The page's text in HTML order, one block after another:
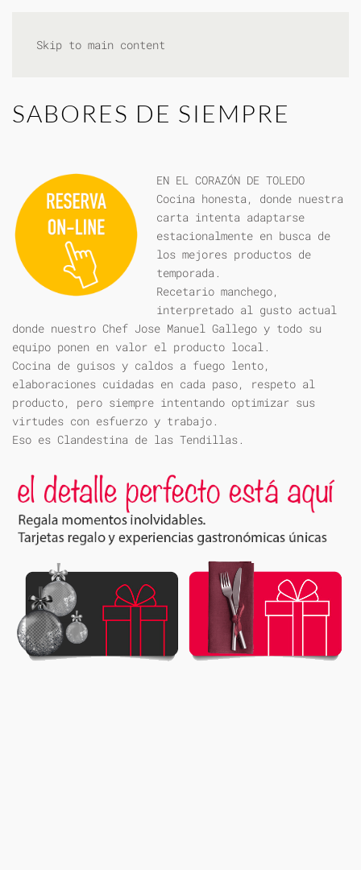
Skip to main content
SABORES DE SIEMPRE
EN EL CORAZÓN DE TOLEDO
Cocina honesta, donde nuestra
carta intenta adaptarse
estacionalmente en busca de
los mejores productos de
temporada.
Recetario manchego,
interpretado al gusto actual
donde nuestro Chef Jose Manuel Gallego y todo su
equipo ponen en valor el producto local.
Cocina de guisos y caldos a fuego lento,
elaboraciones cuidadas en cada paso, respeto al
producto, pero siempre intentando optimizar sus
virtudes con esfuerzo y trabajo.
Eso es Clandestina de las Tendillas.